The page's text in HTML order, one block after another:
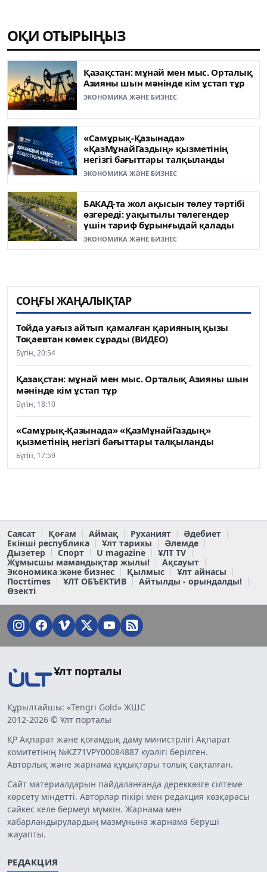
ОҚИ ОТЫРЫҢЫЗ
Қазақстан: мұнай мен мыс. Орталық
Азияны шын мәнінде кім ұстап тұр
ЭКОНОМИКА ЖӘНЕ БИЗНЕС
«Самұрық-Қазынада»
«ҚазМұнайГаздың» қызметінің
негізгі бағыттары талқыланды
ЭКОНОМИКА ЖӘНЕ БИЗНЕС
БАКАД-та жол ақысын төлеу тәртібі
өзгереді: уақытылы төлегендер
үшін тариф бұрынғыдай қалады
ЭКОНОМИКА ЖӘНЕ БИЗНЕС
СОҢҒЫ ЖАҢАЛЫҚТАР
Тойда уағыз айтып қамалған қарияның қызы
Тоқаевтан көмек сұрады (ВИДЕО)
Бүгін, 20:54
Қазақстан: мұнай мен мыс. Орталық Азияны шын
мәнінде кім ұстап тұр
Бүгін, 18:10
«Самұрық-Қазынада» «ҚазМұнайГаздың»
қызметінің негізгі бағыттары талқыланды
Бүгін, 17:59
Саясат Қоғам Аймақ Руханият
Әдебиет
Екінші республика
Ұлт тарихы
Әлемде
Дызетер
Спорт U magazine
ҰЛТ TV
Жұмысшы мамандықтар жылы!
Ақсауыт
Экономика және бизнес
Қылмыс
Ұлт айнасы
Постtimes
ҰЛТ ОБЪЕКТИВ
Айтылды - орындалды!
Өзекті
Ұлт порталы
Құрылтайшы: «Tengri Gold» ЖШС
2012-2026 © Ұлт порталы
ҚР Ақпарат және қоғамдық даму министрлігі Ақпарат
комитетінің №KZ71VPY00084887 куәлігі берілген.
Авторлық және жарнама құқықтары толық сақталған.
Сайт материалдарын пайдаланғанда дереккөзге сілтеме
көрсету міндетті. Авторлар пікірі мен редакция көзқарасы
сәйкес келе бермеуі мүмкін. Жарнама мен
хабарландырулардың мазмұнына жарнама беруші
жауапты.
РЕДАКЦИЯ